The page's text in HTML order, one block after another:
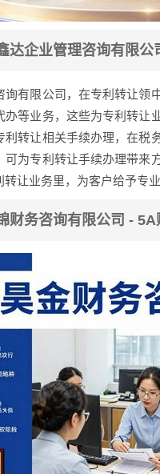
达企业管理咨询有限
询有限公司，在专利转让领
办等业务，这些为专利转让
利转让相关手续办理，在税
可为专利转让手续办理带来
让业务里，为客户给予专
财务咨询有限公司 - 5A